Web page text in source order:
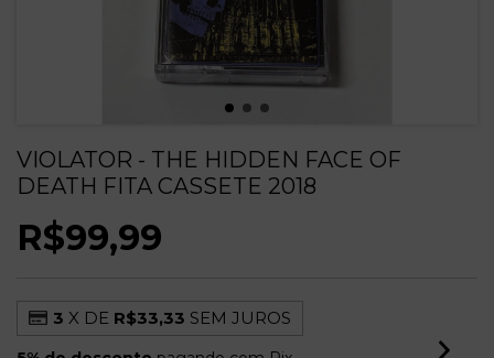
VIOLATOR - THE HIDDEN FACE OF
DEATH FITA CASSETE 2018
R$99,99
3 X DE R$33,33 SEM JUROS